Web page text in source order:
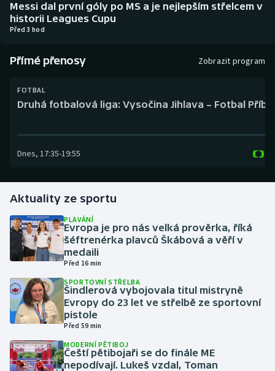
Boby a skeleton
Curling
Dostihy
Futsal
Golf
Gymnastika
Házená
Judo
Krasobruslení
Lezení
AZ kvíz
Messi dal první góly po MS a je nejlepším střelcem v
historii Leagues Cupu
Před 3 hod
Přímé přenosy Zobrazit program
FOTBAL
Druhá fotbalová liga: Vysočina Jihlava – Fotbal
Dnes, 17:35-19:55
Aktuality ze sportu
PLAVÁNÍ
Evropa je pro nás velká prověrka, říká
šéftrenérka plavců Škábová a věří v
medaili
Před 16 min
SPORTOVNÍ STŘELBA
Šindlerová vybojovala titul mistryně
Evropy do 23 let ve střelbě ze sportovní
pistole
Před 59 min
MODERNÍ PĚTIBOJ
Čeští pětibojaři se do finále ME
nepodívají. Lukeš vzdal, Toman